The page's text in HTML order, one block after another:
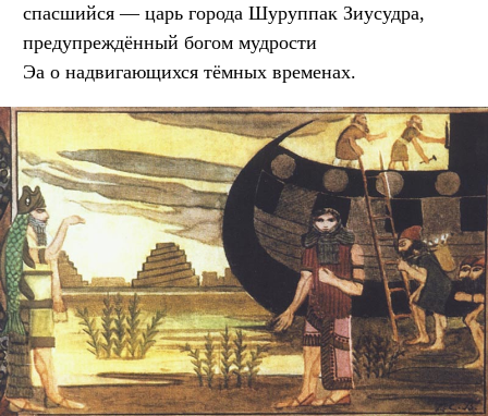
спасшийся — царь города Шуруппак Зиусудра,
предупреждённый богом мудрости
Эа о надвигающихся тёмных временах.